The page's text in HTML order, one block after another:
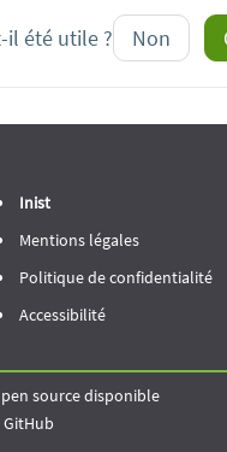
il été utile ? Non
Inist
Mentions légales
Politique de confidentialité
Accessibilité
source disponible
GitHub